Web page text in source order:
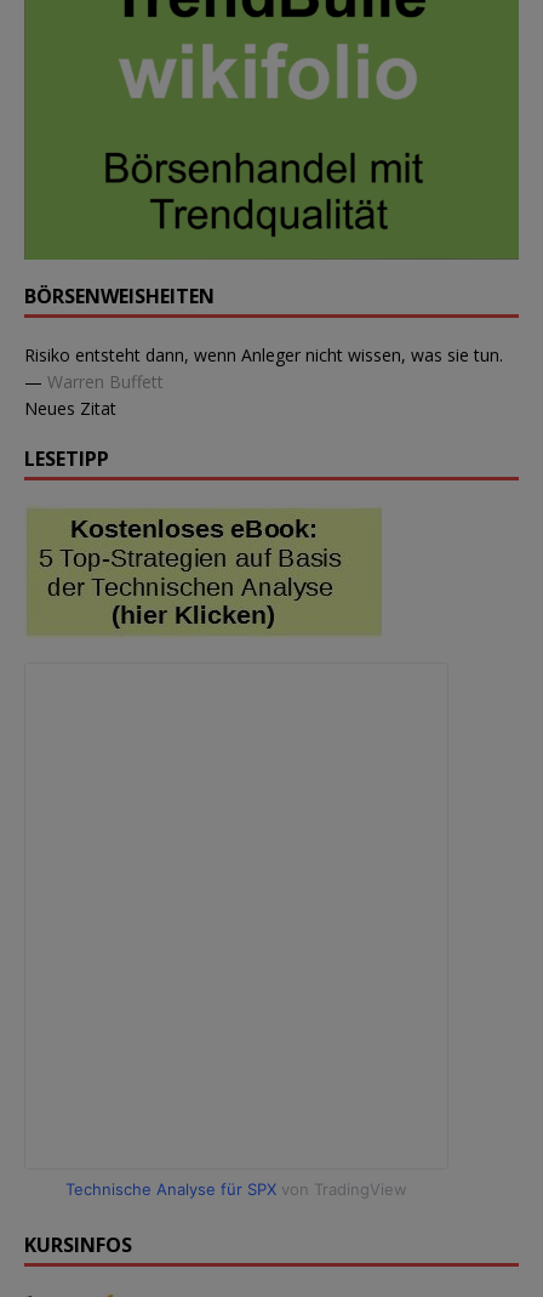
BÖRSENWEISHEITEN
Risiko entsteht dann, wenn Anleger nicht wissen, was sie tun.
— Warren Buffett
Neues Zitat
LESETIPP
Technische Analyse für SPX von TradingView
KURSINFOS